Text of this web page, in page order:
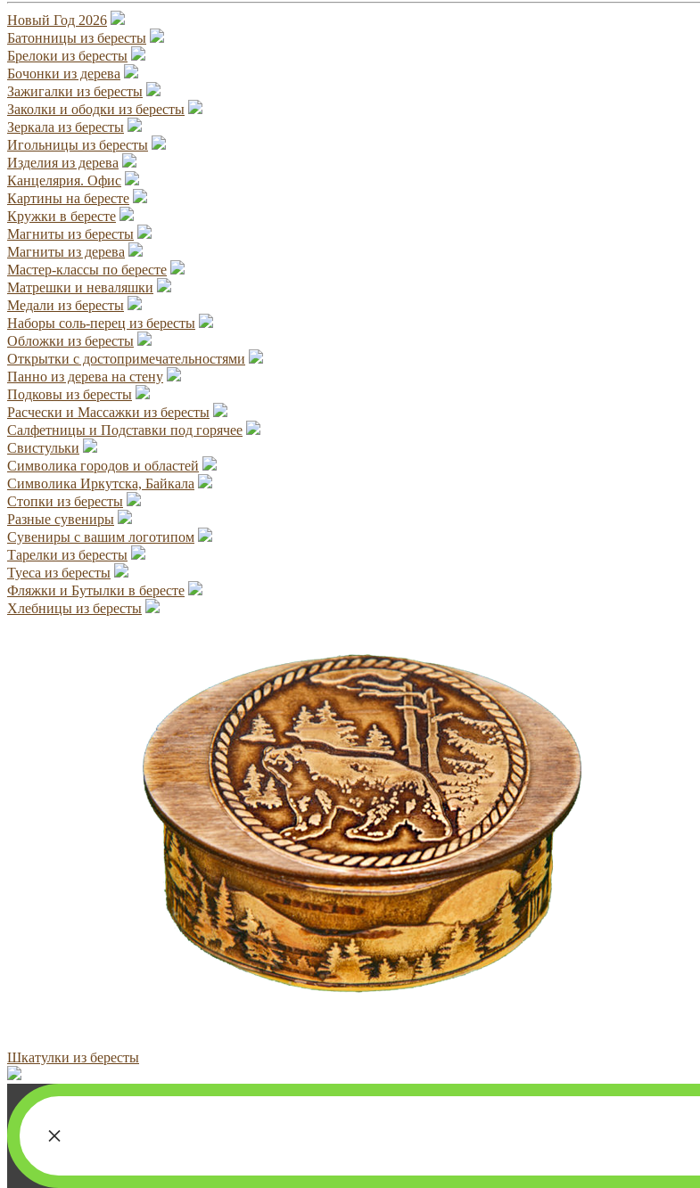
Новый Год 2026
Батонницы из бересты
Брелоки из бересты
Бочонки из дерева
Зажигалки из бересты
Заколки и ободки из бересты
Зеркала из бересты
Игольницы из бересты
Изделия из дерева
Канцелярия. Офис
Картины на бересте
Кружки в бересте
Магниты из бересты
Магниты из дерева
Мастер-классы по бересте
Матрешки и неваляшки
Медали из бересты
Наборы соль-перец из бересты
Обложки из бересты
Открытки с достопримечательностями
Панно из дерева на стену
Подковы из бересты
Расчески и Массажки из бересты
Салфетницы и Подставки под горячее
Свистульки
Символика городов и областей
Символика Иркутска, Байкала
Стопки из бересты
Разные сувениры
Сувениры с вашим логотипом
Тарелки из бересты
Туеса из бересты
Фляжки и Бутылки в бересте
Хлебницы из бересты
Шкатулки из бересты
×